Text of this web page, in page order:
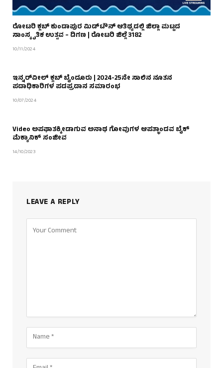
ರೋಟರಿ ಕ್ಲಬ್‌ ಕುಂದಾಪುರ ಮಿಡ್‌ಟೌನ್ ಆತಿಥ್ಯದಲ್ಲಿ ಜಿಲ್ಲಾ ಮಟ್ಟದ
ಸಾಂಸ್ಕೃತಿಕ ಉತ್ಸವ – ದಿಗಣ | ರೋಟರಿ ಜಿಲ್ಲೆ 3182
10/11/2024
ಇನ್ನರ್‌ವೀಲ್‌ ಕ್ಲಬ್‌ ಬೈಂದೂರು | 2024-25ನೇ ಸಾಲಿನ ನೂತನ
ಪದಾಧಿಕಾರಿಗಳ ಪದಪ್ರದಾನ ಸಮಾರಂಭ
10/07/2024
Video ಅಪಘಾತಕ್ಕೀಡಾಗುವ ಅನಾಥ ಗೋವುಗಳ ಆಪತ್ಭಾಂದವ ಬೈಕ್
ಮೆಕ್ಯಾನಿಕ್ ಸಂಜೀವ
14/10/2023
LEAVE A REPLY